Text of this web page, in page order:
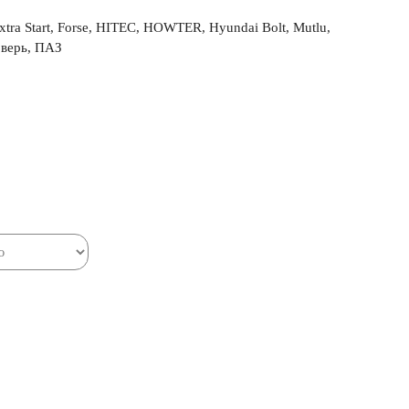
Start, Forse, HITEC, HOWTER, Hyundai Bolt, Mutlu,
ПАЗ